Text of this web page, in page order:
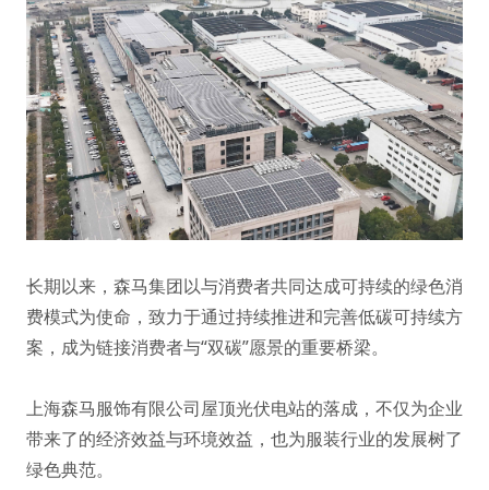
长期以来，森马集团以与消费者共同达成可持续的绿色消
费模式为使命，致力于通过持续推进和完善低碳可持续方
案，成为链接消费者与“双碳”愿景的重要桥梁。
上海森马服饰有限公司屋顶光伏电站的落成，不仅为企业
带来了的经济效益与环境效益，也为服装行业的发展树了
绿色典范。